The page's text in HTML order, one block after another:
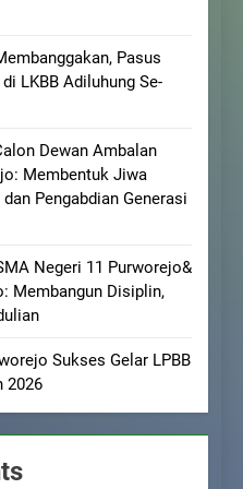
Pasus
LKBB Adiluhung Se-
Dewan Ambalan
Membentuk Jiwa
Pengabdian Generasi
Negeri 11 Purworejo&
Membangun Disiplin,
Sukses Gelar LPBB
2026